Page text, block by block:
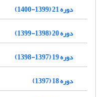
دوره 21 (1399-1400)
دوره 20 (1398-1399)
دوره 19 (1397-1398)
دوره 18 (1397)